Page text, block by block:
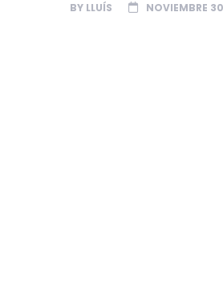
BY LLUÍS NOVIEMBRE